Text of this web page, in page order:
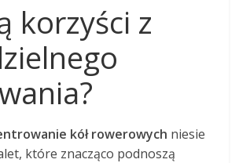
korzyści z
kół rowerowych niesie
które znacząco podnoszą